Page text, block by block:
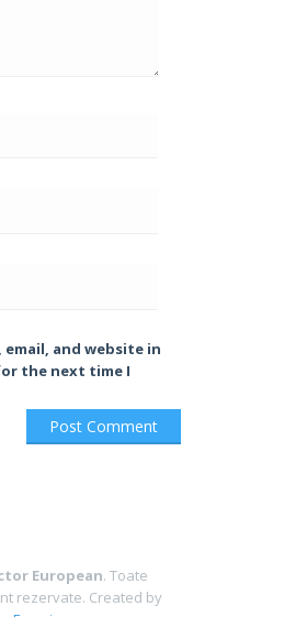
email, and website in
the next time I
European. Toate
rezervate. Created by